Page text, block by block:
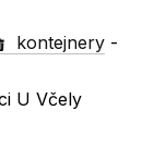
kontejnery -
U Včely